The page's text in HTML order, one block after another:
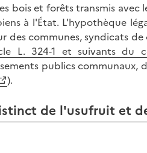
bois et forêts transmis
à l'État. L'hypothèque
des communes, syndicats
L. 324-1 et suivants du
publics communaux,
).
de l'usufruit et